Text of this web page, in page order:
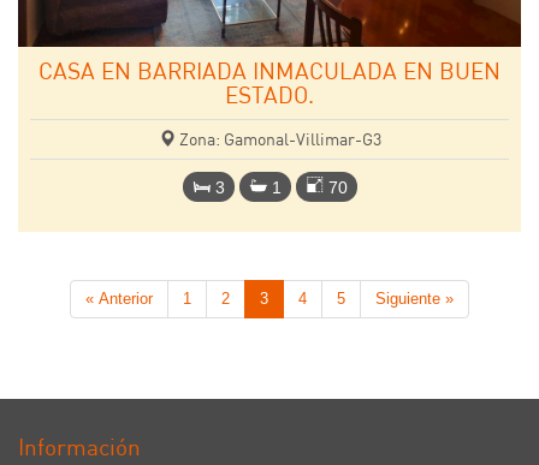
CASA EN BARRIADA INMACULADA EN BUEN
ESTADO.
Zona: Gamonal-Villimar-G3
3 1 70
« Anterior 1 2 3 4 5 Siguiente »
Información